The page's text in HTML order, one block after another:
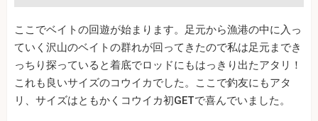
ここでベイトの回遊が始まります。足元から漁港の中に入っ
ていく沢山のベイトの群れが回ってきたので私は足元までき
っちり探っていると着底でロッドにもはっきり出たアタリ！
これも良いサイズのコウイカでした。ここで釣友にもアタ
リ、サイズはともかくコウイカ初GETで喜んでいました。